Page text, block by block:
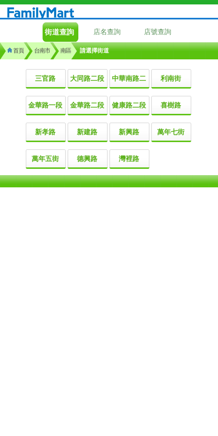
街道查詢 店名查詢 店號查詢
首頁 台南市 南區 請選擇街道
三官路 大同路二段 中華南路二 利南街
金華路一段 金華路二段 健康路二段 喜樹路
新孝路 新建路 新興路 萬年七街
萬年五街 德興路 灣裡路